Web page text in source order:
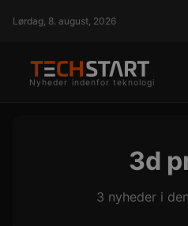
Lørdag, 8. august, 2026
Nyheder indenfor teknologi
3d
3 nyheder i